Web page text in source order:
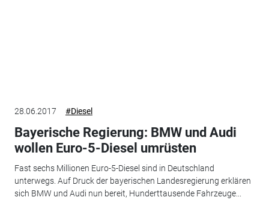
28.06.2017 #Diesel
Bayerische Regierung: BMW und Audi
wollen Euro-5-Diesel umrüsten
Fast sechs Millionen Euro-5-Diesel sind in Deutschland
unterwegs. Auf Druck der bayerischen Landesregierung erklären
sich BMW und Audi nun bereit, Hunderttausende Fahrzeuge...